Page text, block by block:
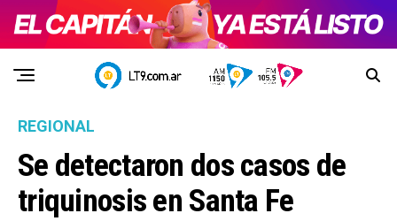
REGIONAL
Se detectaron dos casos de
triquinosis en Santa Fe